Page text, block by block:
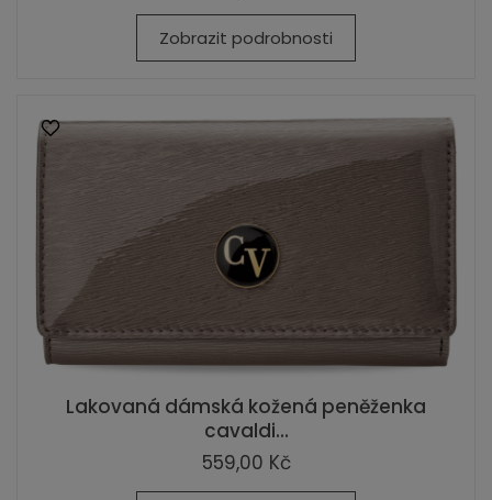
Zobrazit podrobnosti
Lakovaná dámská kožená peněženka
cavaldi...
559,00 Kč